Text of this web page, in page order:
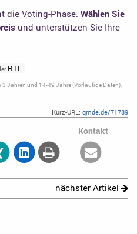
die Voting-Phase. Wählen Sie
und unterstützen Sie Ihre
RTL
Jahren und 14-49 Jahre (Vorläufige Daten),
Kurz-URL:qmde.de/71789
Kontakt
nächster Artikel